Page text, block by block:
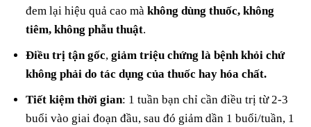
đem lại hiệu quả cao màkhông dùng thuốc, không
tiêm, không phẫu thuật.
Điều trị tận gốc,giảm triệu chứng là bệnh khỏi chứ
không phải do tác dụng của thuốc hay hóa chất.
Tiết kiệm thời gian: 1 tuần bạn chỉ cần điều trị từ 2-3
buổi vào giai đoạn đầu, sau đó giảm dần 1 buổi/tuần, 1